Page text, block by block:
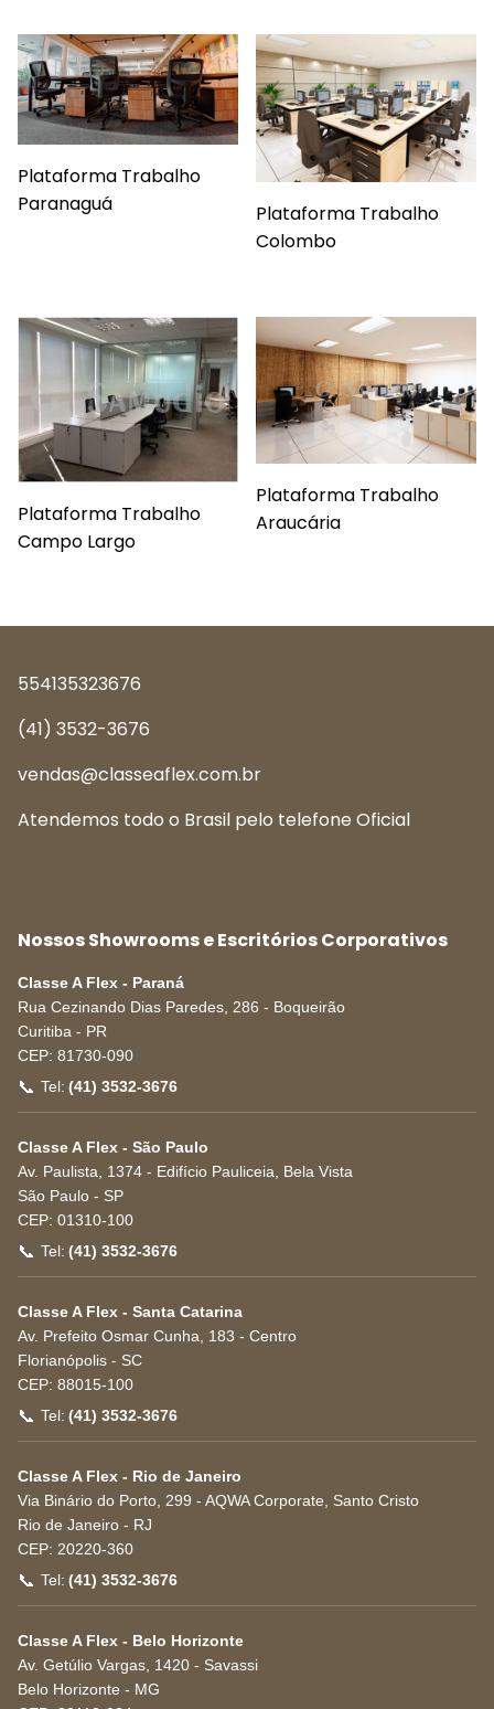
Plataforma Trabalho
Paranaguá
Plataforma Trabalho
Colombo
Plataforma Trabalho
Campo Largo
Plataforma Trabalho
Araucária
554135323676
(41) 3532-3676
vendas@classeaflex.com.br
Atendemos todo o Brasil pelo telefone Oficial
Nossos Showrooms e Escritórios Corporativos
Classe A Flex - Paraná
Rua Cezinando Dias Paredes, 286 - Boqueirão
Curitiba - PR
CEP: 81730-090
📞 Tel: (41) 3532-3676
Classe A Flex - São Paulo
Av. Paulista, 1374 - Edifício Pauliceia, Bela Vista
São Paulo - SP
CEP: 01310-100
📞 Tel: (41) 3532-3676
Classe A Flex - Santa Catarina
Av. Prefeito Osmar Cunha, 183 - Centro
Florianópolis - SC
CEP: 88015-100
📞 Tel: (41) 3532-3676
Classe A Flex - Rio de Janeiro
Via Binário do Porto, 299 - AQWA Corporate, Santo Cristo
Rio de Janeiro - RJ
CEP: 20220-360
📞 Tel: (41) 3532-3676
Classe A Flex - Belo Horizonte
Av. Getúlio Vargas, 1420 - Savassi
Belo Horizonte - MG